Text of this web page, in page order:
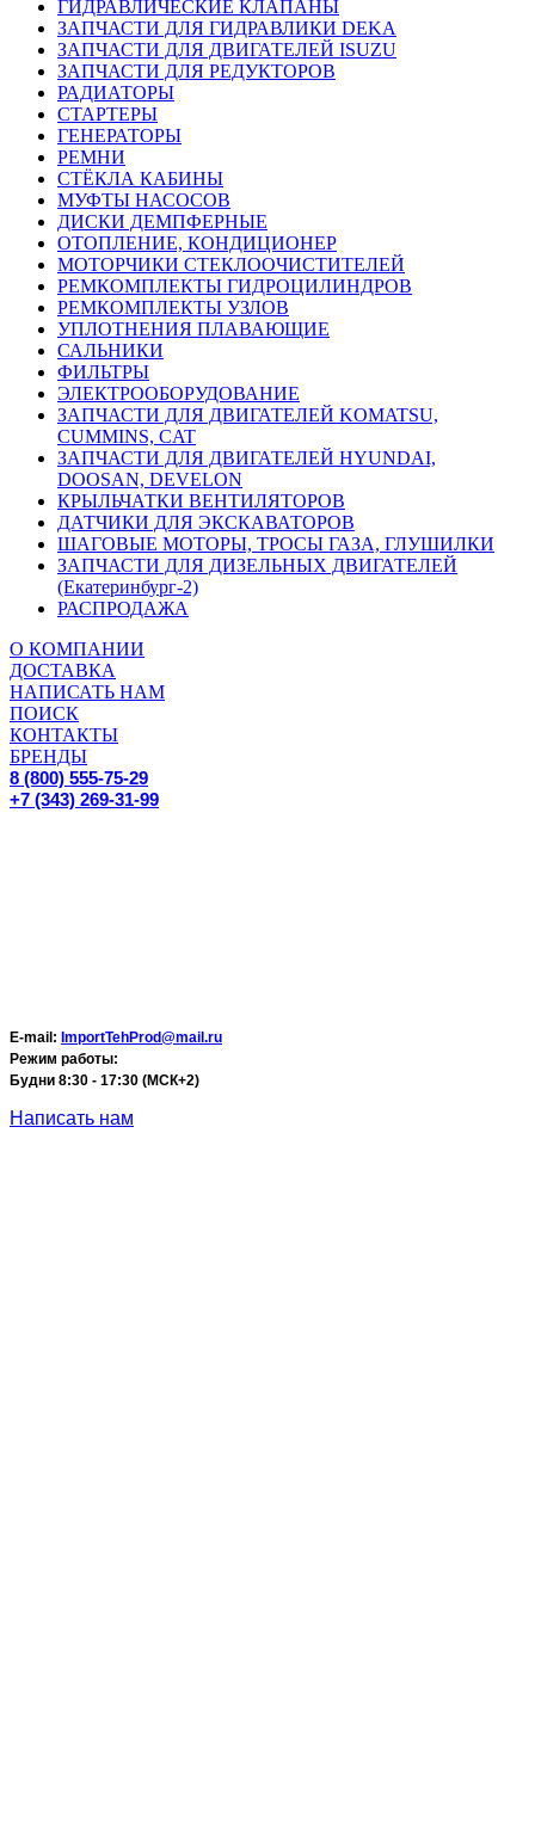
ГИДРАВЛИЧЕСКИЕ КЛАПАНЫ
ЗАПЧАСТИ ДЛЯ ГИДРАВЛИКИ DEKA
ЗАПЧАСТИ ДЛЯ ДВИГАТЕЛЕЙ ISUZU
ЗАПЧАСТИ ДЛЯ РЕДУКТОРОВ
РАДИАТОРЫ
СТАРТЕРЫ
ГЕНЕРАТОРЫ
РЕМНИ
СТЁКЛА КАБИНЫ
МУФТЫ НАСОСОВ
ДИСКИ ДЕМПФЕРНЫЕ
ОТОПЛЕНИЕ, КОНДИЦИОНЕР
МОТОРЧИКИ СТЕКЛООЧИСТИТЕЛЕЙ
РЕМКОМПЛЕКТЫ ГИДРОЦИЛИНДРОВ
РЕМКОМПЛЕКТЫ УЗЛОВ
УПЛОТНЕНИЯ ПЛАВАЮЩИЕ
САЛЬНИКИ
ФИЛЬТРЫ
ЭЛЕКТРООБОРУДОВАНИЕ
ЗАПЧАСТИ ДЛЯ ДВИГАТЕЛЕЙ KOMATSU,
CUMMINS, CAT
ЗАПЧАСТИ ДЛЯ ДВИГАТЕЛЕЙ HYUNDAI,
DOOSAN, DEVELON
КРЫЛЬЧАТКИ ВЕНТИЛЯТОРОВ
ДАТЧИКИ ДЛЯ ЭКСКАВАТОРОВ
ШАГОВЫЕ МОТОРЫ, ТРОСЫ ГАЗА, ГЛУШИЛКИ
ЗАПЧАСТИ ДЛЯ ДИЗЕЛЬНЫХ ДВИГАТЕЛЕЙ
(Екатеринбург-2)
РАСПРОДАЖА
О КОМПАНИИ
ДОСТАВКА
НАПИСАТЬ НАМ
ПОИСК
КОНТАКТЫ
БРЕНДЫ
8 (800) 555-75-29
+7 (343) 269-31-99
E-mail: ImportTehProd@mail.ru
Режим работы:
Будни 8:30 - 17:30 (МСК+2)
Написать нам